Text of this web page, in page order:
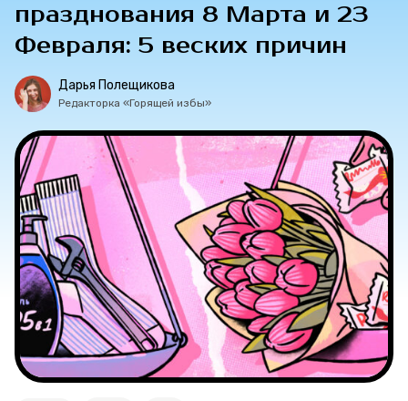
Рубрики
Лучшее
Тесты
Секспросвет
Великие женщины
Тренды
Рецепты
празднования 8 Марта и 23
Февраля: 5 веских причин
Дарья Полещикова
Редакторка «Горящей избы»